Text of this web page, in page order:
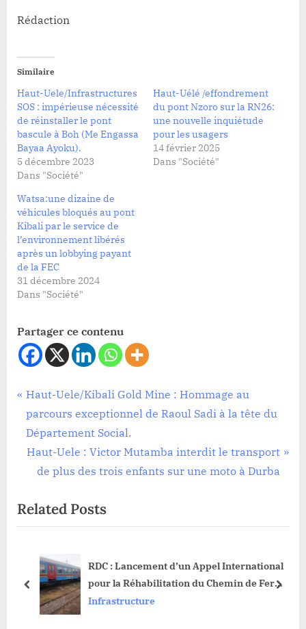
Rédaction
Similaire
Haut-Uele/Infrastructures
SOS : impérieuse nécessité
de réinstaller le pont
bascule à Boh (Me Engassa
Bayaa Ayoku).
5 décembre 2023
Dans "Société"
Haut-Uélé /effondrement
du pont Nzoro sur la RN26:
une nouvelle inquiétude
pour les usagers
14 février 2025
Dans "Société"
Watsa:une dizaine de
véhicules bloqués au pont
Kibali par le service de
l’environnement libérés
après un lobbying payant
de la FEC
31 décembre 2024
Dans "Société"
Partager ce contenu
Infrastructure
Navigation
de
l’article
P
r
e
v
u
s
s
Haut-Uele/Kibali Gold Mine : Hommage au
parcours exceptionnel de Raoul Sadi à la tête du
Département Social.
N
t
P
t
Haut-Uele : Victor Mutamba interdit le transport
de plus des trois enfants sur une moto à Durba
Related Posts
RDC : Lancement d’un Appel International
pour la Réhabilitation du Chemin de Fer
des Uélés Bumba-Mungbere
Infrastructure
prev next